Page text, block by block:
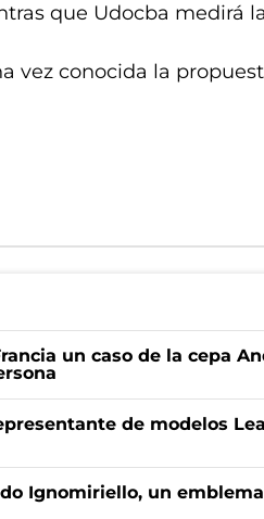
que Udocba medirá
vez conocida la
un caso de la cepa
de modelos
Ignomiriello, un